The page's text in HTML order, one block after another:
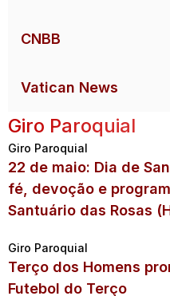
CNBB
Vatican News
Giro Paroquial
Giro Paroquial
22 de maio: Dia de
fé, devoção e
Santuário das Rosas
Giro Paroquial
Terço dos Homens
Futebol do Terço